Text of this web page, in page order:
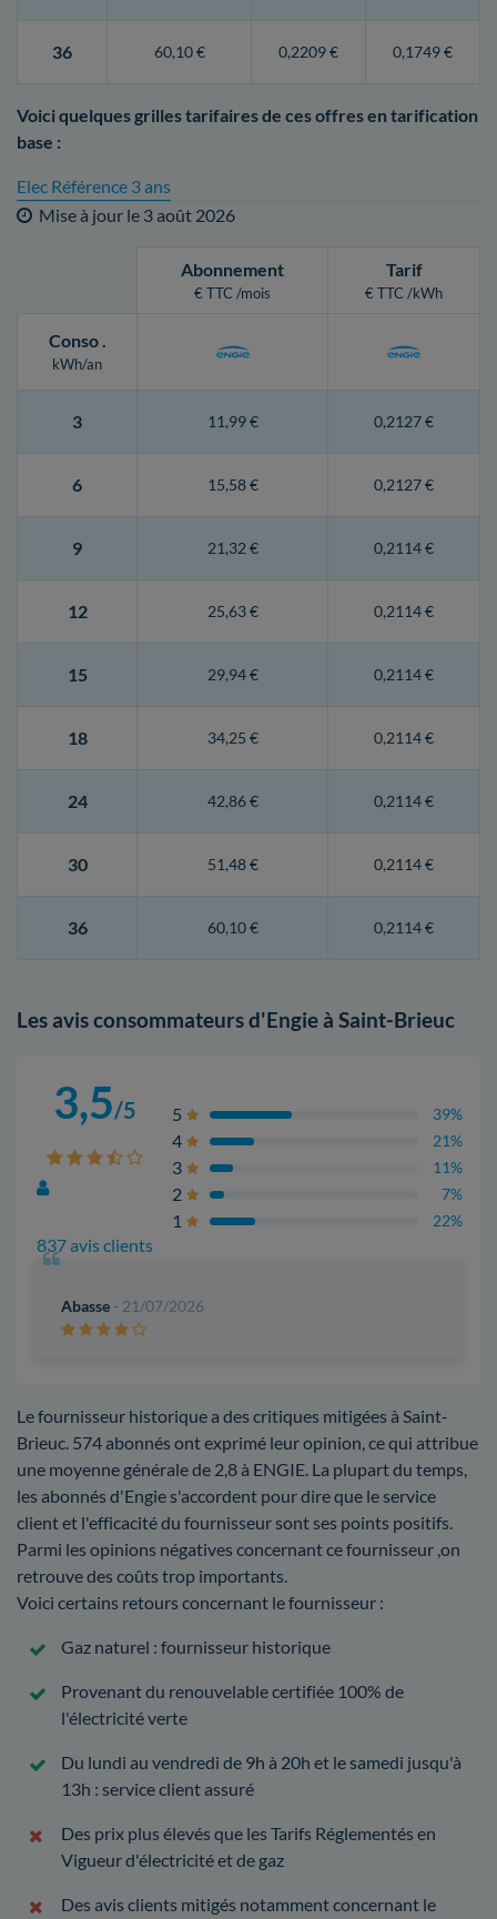
36 60,10 € 0,2209 € 0,1749 €
Voici quelques grilles tarifaires de ces offres en tarification
base :
Elec Référence 3 ans
Mise à jour le 3 août 2026
Abonnement
€ TTC /mois
Tarif
€ TTC /kWh
Conso.
kWh/an
3 11,99 € 0,2127 €
6 15,58 € 0,2127 €
9 21,32 € 0,2114 €
12 25,63 € 0,2114 €
15 29,94 € 0,2114 €
18 34,25 € 0,2114 €
24 42,86 € 0,2114 €
30 51,48 € 0,2114 €
36 60,10 € 0,2114 €
Les avis consommateurs d'Engie à Saint-Brieuc
3,5/5
837 avis clients
5 39%
4 21%
3 11%
2 7%
1 22%
Abasse - 21/07/2026
Le fournisseur historique a des critiques mitigées à Saint-
Brieuc. 574 abonnés ont exprimé leur opinion, ce qui attribue
une moyenne générale de 2,8 à ENGIE. La plupart du temps,
les abonnés d'Engie s'accordent pour dire que le service
client et l'efficacité du fournisseur sont ses points positifs.
Parmi les opinions négatives concernant ce fournisseur ,on
retrouve des coûts trop importants.
Voici certains retours concernant le fournisseur :
Gaz naturel : fournisseur historique
Provenant du renouvelable certifiée 100% de
l'électricité verte
Du lundi au vendredi de 9h à 20h et le samedi jusqu'à
13h : service client assuré
Des prix plus élevés que les Tarifs Réglementés en
Vigueur d'électricité et de gaz
Des avis clients mitigés notamment concernant le